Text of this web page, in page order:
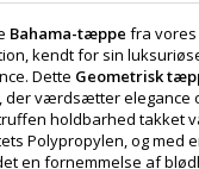
Bahama-tæppe fra vores
kendt for sin
Dette Geometrisk
der værdsætter elegance
holdbarhed takket
Polypropylen, og med
en fornemmelse af